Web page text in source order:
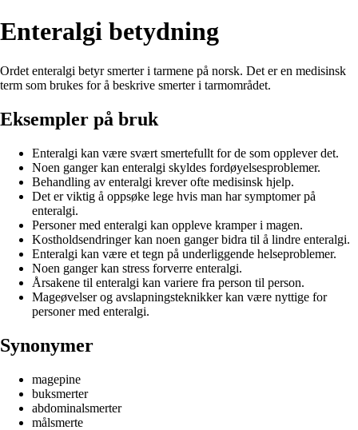
Enteralgi betydning
Ordet enteralgi betyr smerter i tarmene på norsk. Det er en medisinsk
term som brukes for å beskrive smerter i tarmområdet.
Eksempler på bruk
Enteralgi kan være svært smertefullt for de som opplever det.
Noen ganger kan enteralgi skyldes fordøyelsesproblemer.
Behandling av enteralgi krever ofte medisinsk hjelp.
Det er viktig å oppsøke lege hvis man har symptomer på
enteralgi.
Personer med enteralgi kan oppleve kramper i magen.
Kostholdsendringer kan noen ganger bidra til å lindre enteralgi.
Enteralgi kan være et tegn på underliggende helseproblemer.
Noen ganger kan stress forverre enteralgi.
Årsakene til enteralgi kan variere fra person til person.
Mageøvelser og avslapningsteknikker kan være nyttige for
personer med enteralgi.
Synonymer
magepine
buksmerter
abdominalsmerter
målsmerte